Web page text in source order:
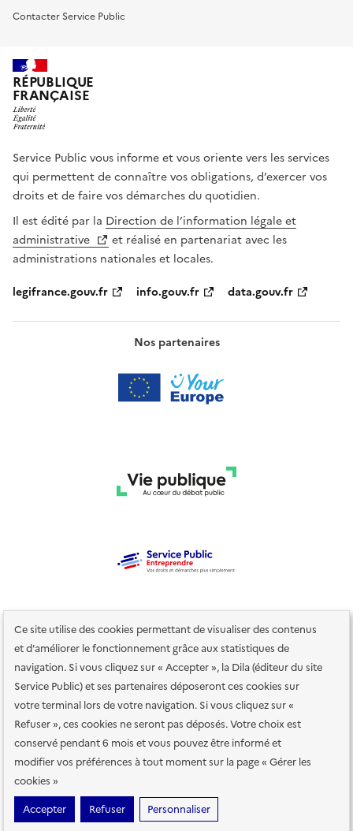
Ce site utilise des cookies permettant de visualiser des contenus
et d'améliorer le fonctionnement grâce aux statistiques de
navigation. Si vous cliquez sur « Accepter », la Dila (éditeur du site
Service Public) et ses partenaires déposeront ces cookies sur
votre terminal lors de votre navigation. Si vous cliquez sur «
Refuser », ces cookies ne seront pas déposés. Votre choix est
conservé pendant 6 mois et vous pouvez être informé et
modifier vos préférences à tout moment sur la page « Gérer les
cookies »
Accepter
Refuser Personnaliser
Contacter Service Public
RÉPUBLIQUE
FRANÇAISE
Service Public vous informe et vous oriente vers les services
qui permettent de connaître vos obligations, d’exercer vos
droits et de faire vos démarches du quotidien.
Il est édité par la Direction de l’information légale et
administrative
et réalisé en partenariat avec les
administrations nationales et locales.
legifrance.gouv.fr
info.gouv.fr data.gouv.fr
Nos partenaires
Plan du site Accessibilité : totalement conforme
Accessibilité des
services en ligne
Mentions légales
Données personnelles et sécurité
Conditions générales d'utilisation
Gestion des cookies
Sauf mention contraire, tous les contenus de ce site sont sous
etalab-2.0